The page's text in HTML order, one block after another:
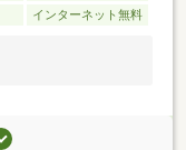
インターネット無料